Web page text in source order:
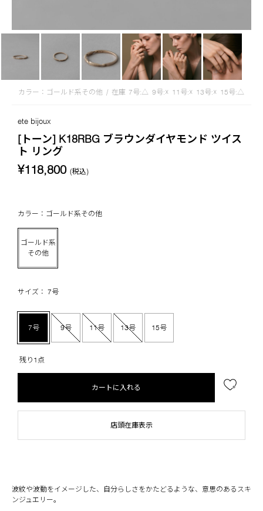
カラー：ゴールド系その他 / 在庫 7号:△ 9号:☓ 11号:☓ 13号:☓ 15号:△
ete bijoux
[トーン] K18RBG ブラウンダイヤモンド ツイス
ト リング
¥118,800 (税込)
カラー：ゴールド系その他
ゴールド系
その他
サイズ： 7号
7号 9号 11号 13号 15号
残り1点
カートに入れる
店頭在庫表示
波紋や波動をイメージした、自分らしさをかたどるような、意思のあるスキ
ンジュエリー。